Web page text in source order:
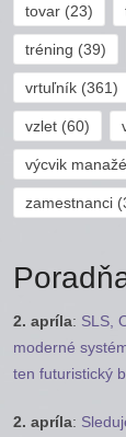
tovar (23)
tréning (39)
vrtuľník (361)
vzlet (60)
výcvik
zamestnanci
2. apríla: SLS,
moderné
ten futuristický
2. apríla: